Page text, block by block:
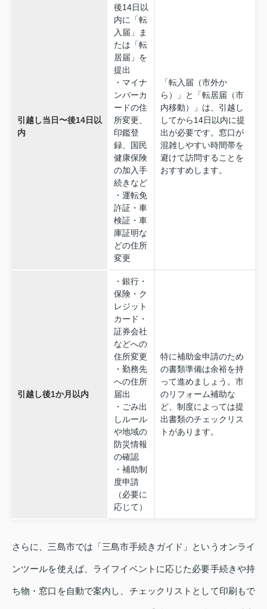
引越し当日〜後14日以
内
後14日以
内に「転
入届」ま
たは「転
居届」を
提出
・マイナ
ンバーカ
ードの住
所変更、
印鑑登
録、国民
健康保険
の加入手
続きなど
・運転免
許証・車
検証・車
庫証明な
どの住所
変更
「転入届（市外か
ら）」と「転居届（市
内移動）」は、引越し
してから14日以内に提
出が必要です。窓口が
混雑しやすい時間帯を
避けて訪問することを
おすすめします。
引越し後1か月以内
・銀行・
保険・ク
レジット
カード・
証券会社
などへの
住所変更
・勤務先
への住所
届出
・ごみ出
しルール
や地域の
防災情報
の確認
・補助制
度申請
（必要に
応じて）
特に補助金申請のため
の書類準備は余裕を持
って進めましょう。市
のリフォーム補助な
ど、制度によっては提
出書類のチェックリス
トがあります。
さらに、三島市では「三島市手続きガイド」というオンライ
ンツールを使えば、ライフイベントに応じた必要手続きや持
ち物・窓口を自動で案内し、チェックリストとして印刷もで